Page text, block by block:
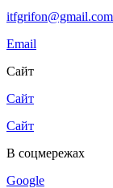
itfgrifon@gmail.com
Email
Сайт
Сайт
Сайт
В соцмережах
Google